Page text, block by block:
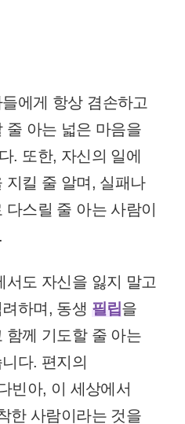
에게 항상 겸손하고
줄 아는 넓은 마음을
. 또한, 자신의 일에
지킬 줄 알며, 실패나
스릴 줄 아는 사람이
서도 자신을 잃지 말고
하며, 동생 필립을
함께 기도할 줄 아는
다. 편지의
빈아, 이 세상에서
한 사람이라는 것을